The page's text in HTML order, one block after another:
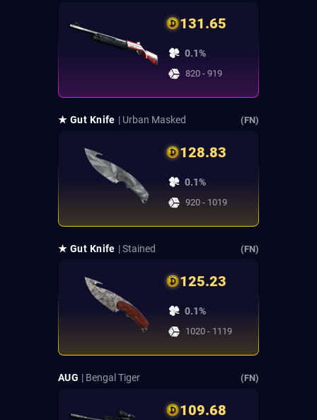
131.65
0.1%
820 - 919
★ Gut Knife | Urban Masked (FN)
128.83
0.1%
920 - 1019
★ Gut Knife | Stained (FN)
125.23
0.1%
1020 - 1119
AUG | Bengal Tiger (FN)
109.68